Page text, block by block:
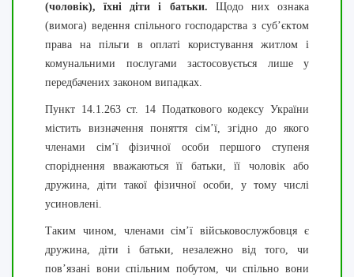
(чоловік), їхні діти і батьки. Щодо них ознака
(вимога) ведення спільного господарства з суб’єктом
права на пільги в оплаті користування житлом і
комунальними послугами застосовується лише у
передбачених законом випадках.
Пункт 14.1.263 ст. 14 Податкового кодексу України
містить визначення поняття сім’ї, згідно до якого
членами сім’ї фізичної особи першого ступеня
споріднення вважаються її батьки, її чоловік або
дружина, діти такої фізичної особи, у тому числі
усиновлені.
Таким чином, членами сім’ї військовослужбовця є
дружина, діти і батьки, незалежно від того, чи
пов’язані вони спільним побутом, чи спільно вони